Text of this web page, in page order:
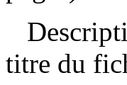
titre du